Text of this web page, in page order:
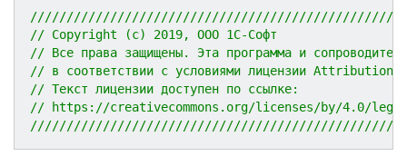
// Copyright (c) 2019, ООО 1С-Софт
// Все права защищены. Эта программа и
// в соответствии с условиями лицензии
// Текст лицензии доступен по ссылке:
// https://creativecommons.org/licenses/by/4.0/